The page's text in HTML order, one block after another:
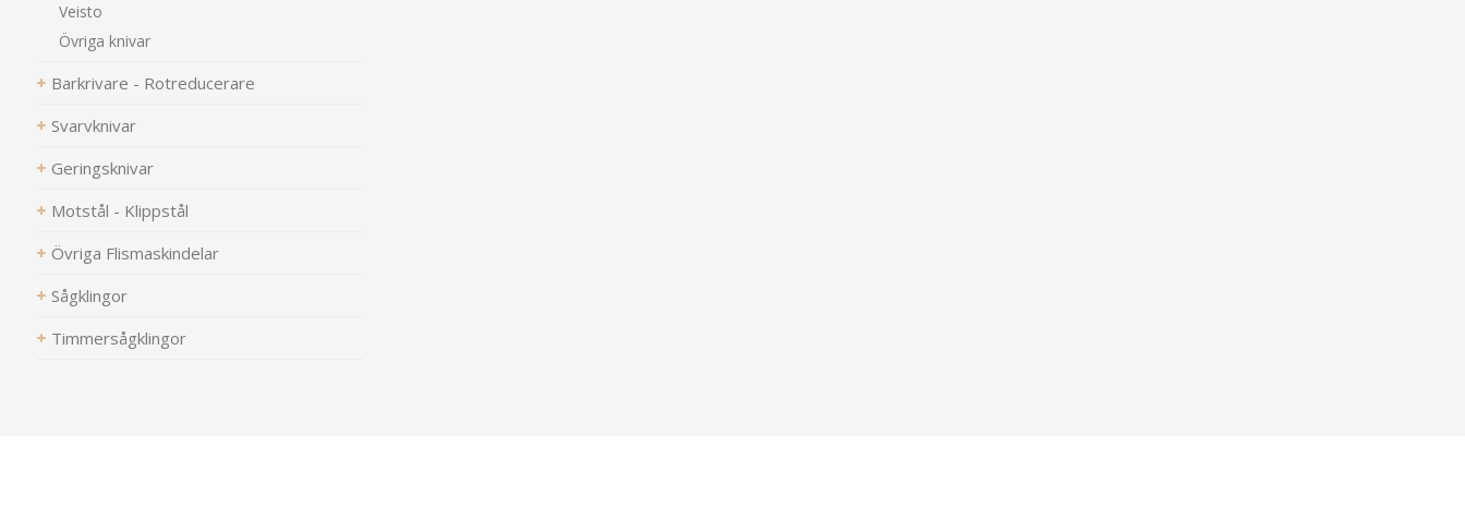
Veisto
Övriga knivar
Barkrivare - Rotreducerare
Svarvknivar
Geringsknivar
Motstål - Klippstål
Övriga Flismaskindelar
Sågklingor
Timmersågklingor